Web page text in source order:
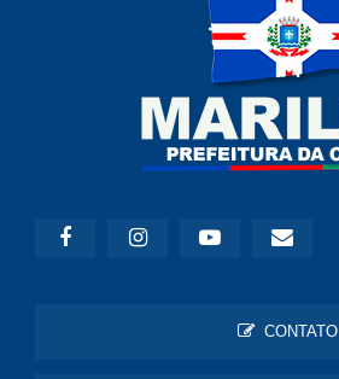
CONTATO